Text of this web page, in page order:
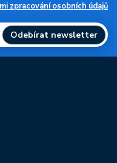
zpracování osobních údajů
Odebírat newsletter